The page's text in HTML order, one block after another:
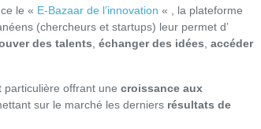
le « E-Bazaar de l’innovation « , la plateforme
(chercheurs et startups) leur permet d’
des talents, échanger des idées, accéder
offrant une croissance aux
sur le marché les derniers résultats de